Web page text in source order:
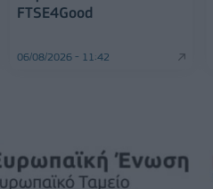
FTSE4Good
06/08/2026 - 11:42